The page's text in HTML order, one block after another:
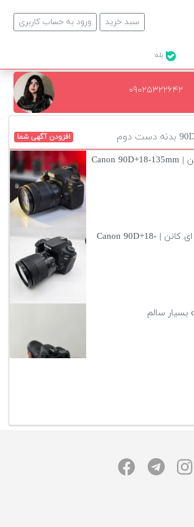
ورود به حساب کاربری سبد خرید
۰۹۰۲۵۳۲۲۶۴۲
افزودن آگهی شما
دوربین حرفه‌ای کانن | Canon 90D+18-135mm
دوربین نیمه حرفه ای کانن | Canon 90D+18-